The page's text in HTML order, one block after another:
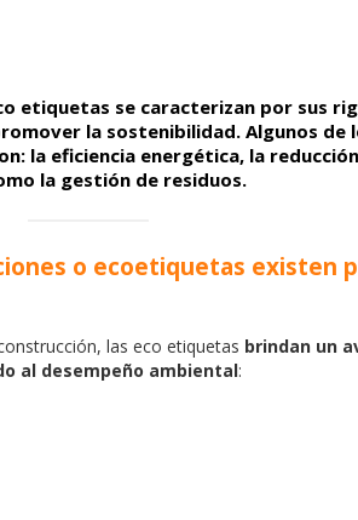
etiquetas se caracterizan por sus
la sostenibilidad. Algunos de
la eficiencia energética, la
la gestión de residuos.
o ecoetiquetas existen
las eco etiquetas brindan un
al desempeño ambiental: